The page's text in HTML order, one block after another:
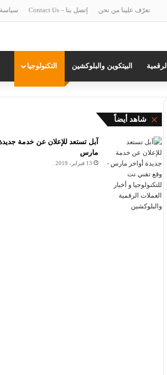
تعرّف علينا من نحن إتصل بنا – Contact Us
البيتكوين والبلوكشين التكنولوجيا
شاهد أيضاً
إغلاق
آبل تستعد للإعلان عن خدمة
مارس
13 فبراير، 2019